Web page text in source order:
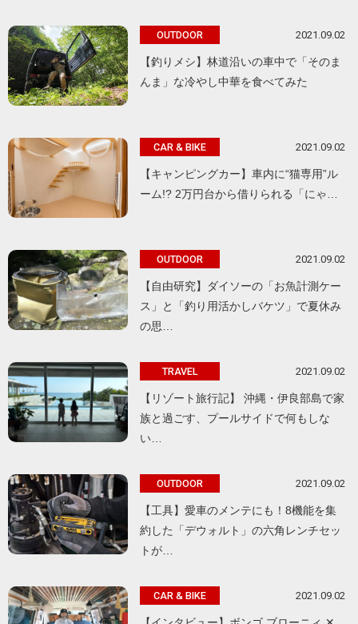
OUTDOOR 2021.09.02
【釣りメシ】林道沿いの車中で「そのま
んま」な冷やし中華を食べてみた
CAR & BIKE 2021.09.02
【キャンピングカー】車内に“猫専用”ル
ーム!? 2万円台から借りられる「にゃ…
OUTDOOR 2021.09.02
【自由研究】ダイソーの「お魚計測ケー
ス」と「釣り用活かしバケツ」で夏休み
の思…
TRAVEL 2021.09.02
【リゾート旅行記】 沖縄・伊良部島で家
族と過ごす、プールサイドで何もしな
い…
OUTDOOR 2021.09.02
【工具】愛車のメンテにも！8機能を集
約した「デウォルト」の六角レンチセッ
トが…
CAR & BIKE 2021.09.02